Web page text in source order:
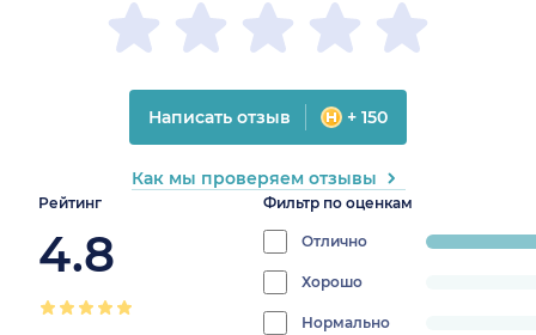
Рейтинг
4.8
Фильтр по оценкам
Отлично
progress:
Хорошо
0%
Нормально
Написать отзыв + 150
Как мы проверяем отзывы